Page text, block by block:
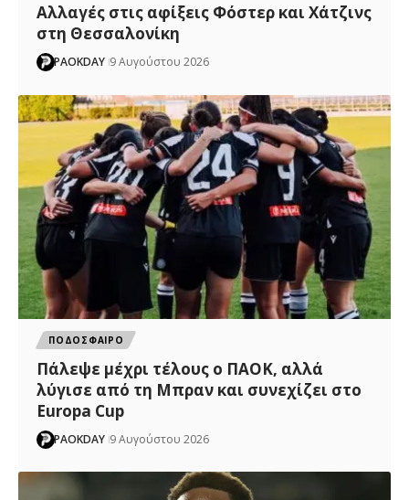
Αλλαγές στις αφίξεις Φόστερ και Χάτζινς
στη Θεσσαλονίκη
PAOKDAY 9 Αυγούστου 2026
ΠΟΔΟΣΦΑΙΡΟ
Πάλεψε μέχρι τέλους ο ΠΑΟΚ, αλλά
λύγισε από τη Μπραν και συνεχίζει στο
Europa Cup
PAOKDAY 9 Αυγούστου 2026